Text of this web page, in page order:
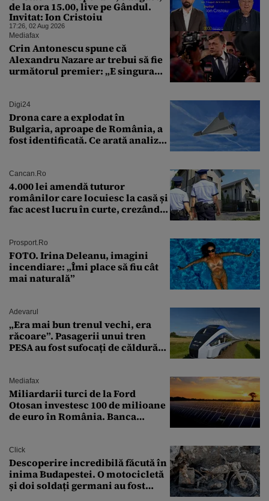
de la ora 15.00, live pe Gândul.
Invitat: Ion Cristoiu
17:26, 02 Aug 2026
Mediafax
Crin Antonescu spune că
Alexandru Nazare ar trebui să fie
următorul premier: „E singura
Digi24
Drona care a explodat în
Bulgaria, aproape de România, a
fost identificată. Ce arată analiza
Cancan.ro
4.000 lei amendă tuturor
românilor care locuiesc la casă și
fac acest lucru în curte, crezând
Prosport.ro
FOTO. Irina Deleanu, imagini
incendiare: „Îmi place să fiu cât
mai naturală”
Adevarul
„Era mai bun trenul vechi, era
răcoare”. Pasagerii unui tren
PESA au fost sufocați de căldură
Mediafax
Miliardarii turci de la Ford
Otosan investesc 100 de milioane
de euro în România. Banca
Click
Descoperire incredibilă făcută în
inima Budapestei. O motocicletă
și doi soldați germani au fost